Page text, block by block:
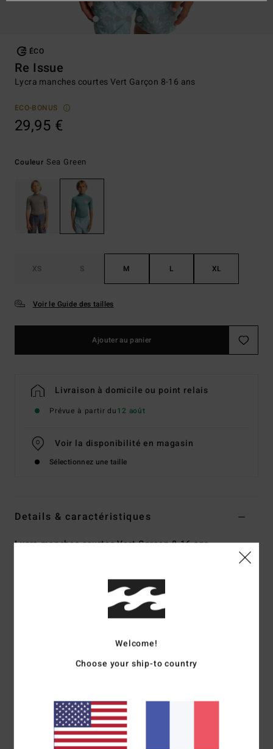
ÉCO
Re Issue
Lycra manches courtes Vert Garçon 8-16 ans
ECO-BONUS
29,95 €
Couleur Sea Green
XS S M L XL
Voir le Guide des tailles
Ajouter au panier
Livraison à domicile ou point relais
Prévue à partir du12 août
Voir la disponibilité en magasin
Sélectionnez une taille
Details & caractéristiques
Lycra manches courtes Vert Garçon 8-16 ans
polyester recyclé et élasthanne
indice de protection UPF 50+
Télécharger la [Déclaration De Conformité]
EPI_type_I.pdf)
Composition[Matière principale] 84% polyester recyclé,
Welcome!
Choose your ship-to country